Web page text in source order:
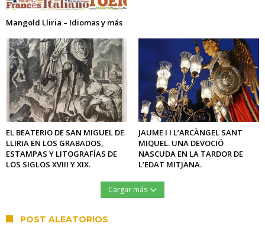
Mangold Lliria – Idiomas y más
EL BEATERIO DE SAN MIGUEL DE
LLIRIA EN LOS GRABADOS,
ESTAMPAS Y LITOGRAFÍAS DE
LOS SIGLOS XVIII Y XIX.
JAUME I I L’ARCÀNGEL SANT
MIQUEL. UNA DEVOCIÓ
NASCUDA EN LA TARDOR DE
L’EDAT MITJANA.
Cargar más
POST ALEATORIOS